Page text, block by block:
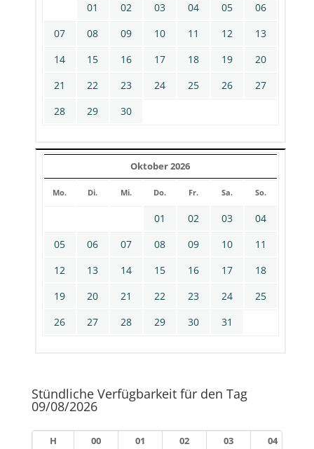
01 02 03 04 05
06
07
08 09 10 11 12
13
14
15 16 17 18 19
20
21
22 23 24 25 26
27
28
29 30
Oktober 2026
Mo. Di. Mi. Do. Fr. Sa. So.
01 02 03
04
05
06 07 08 09 10
11
12
13 14 15 16 17
18
19
20 21 22 23 24
25
26
27 28 29 30 31
Stündliche Verfügbarkeit für den Tag
09/08/2026
H 00 01 02 03 04